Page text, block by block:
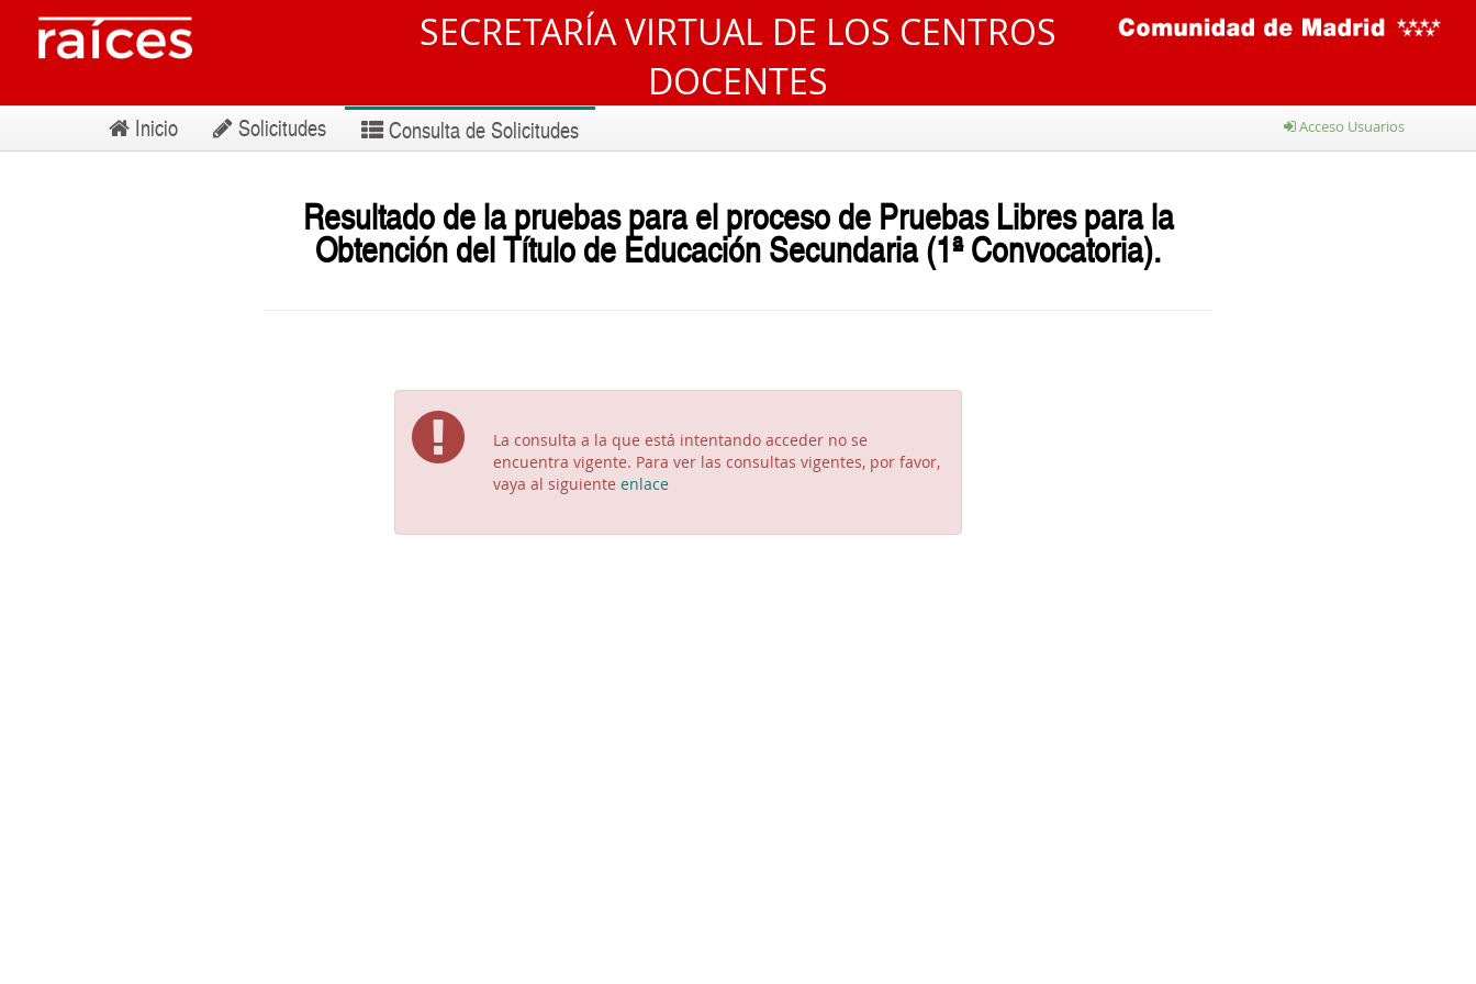
SECRETARÍA VIRTUAL DE LOS CENTROS
DOCENTES
Inicio Solicitudes Consulta de Solicitudes Acceso Usuarios
Resultado de la pruebaspara el proceso de Pruebas Libres para la
Obtención del Título de Educación Secundaria (1ª Convocatoria).
La consulta a la que está intentando acceder no se
encuentra vigente. Para ver las consultas vigentes, por favor,
vaya al siguienteenlace